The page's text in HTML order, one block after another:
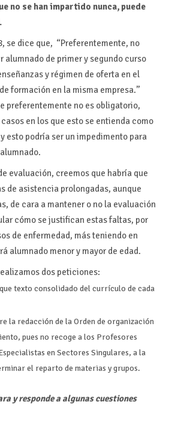
no se han impartido nunca, puede
se dice que, “Preferentemente, no
alumnado de primer y segundo curso
y régimen de oferta en el
formación en la misma empresa.”
preferentemente no es obligatorio,
en los que esto se entienda como
esto podría ser un impedimento para
evaluación, creemos que habría que
de asistencia prolongadas, aunque
de cara a mantener o no la evaluación
cómo se justifican estas faltas, por
de enfermedad, más teniendo en
alumnado menor y mayor de edad.
dos peticiones:
texto consolidado del currículo de cada
la redacción de la Orden de organización
pues no recoge a los Profesores
en Sectores Singulares, a la
el reparto de materias y grupos.
y responde a algunas cuestiones